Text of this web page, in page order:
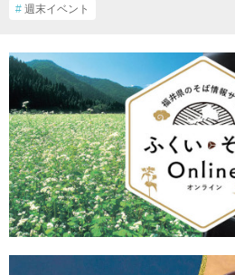
# 週末イベント